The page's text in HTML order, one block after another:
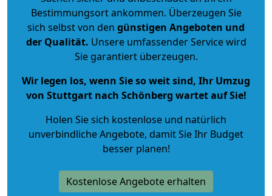
Bestimmungsort ankommen. Überzeugen Sie
sich selbst von den günstigen Angeboten und
der Qualität. Unsere umfassender Service wird
Sie garantiert überzeugen.
Wir legen los, wenn Sie so weit sind, Ihr Umzug
von Stuttgart nach Schönberg wartet auf Sie!
Holen Sie sich kostenlose und natürlich
unverbindliche Angebote, damit Sie Ihr Budget
besser planen!
Kostenlose Angebote erhalten